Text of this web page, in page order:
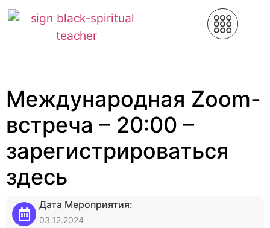
Международная Zoom-
встреча – 20:00 –
зарегистрироваться
здесь
Дата Мероприятия:
03.12.2024